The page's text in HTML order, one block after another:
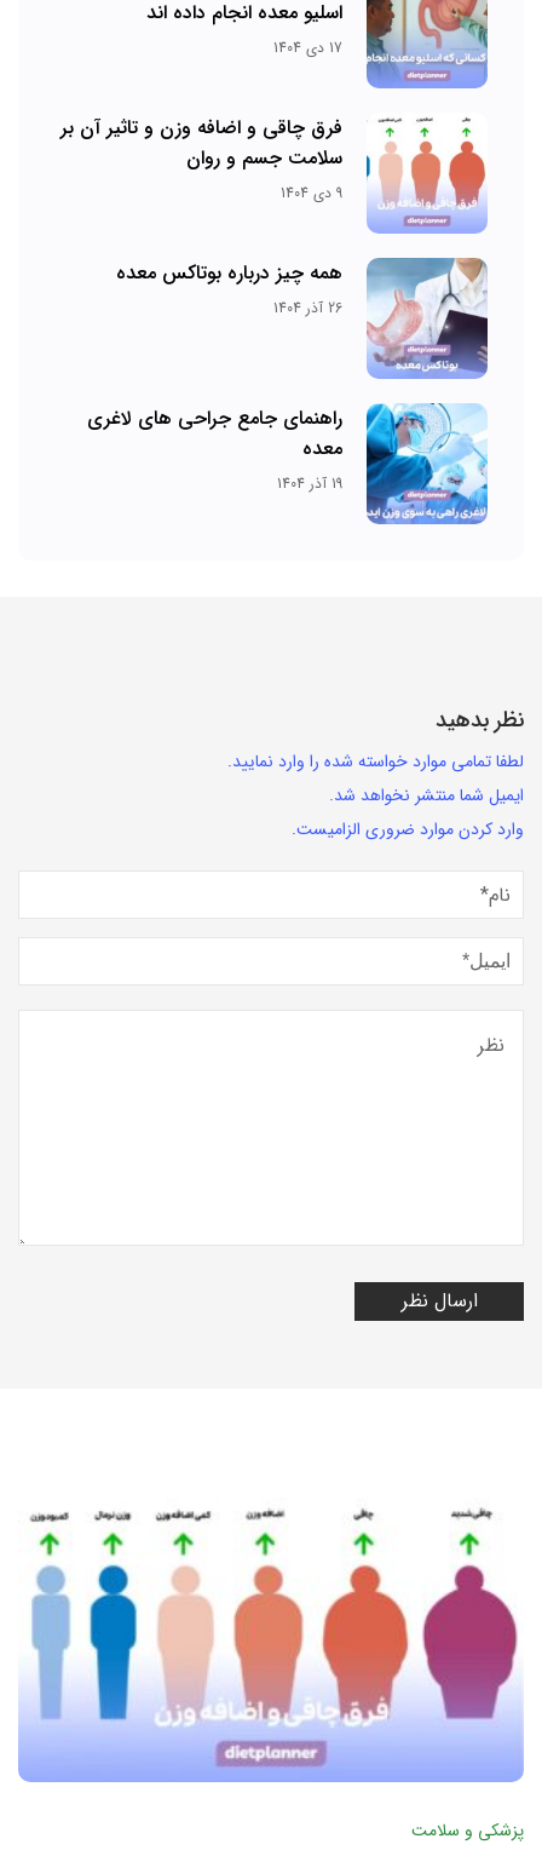
اسلیو معده انجام داده اند
17 دی 1404
فرق چاقی و اضافه وزن و تاثیر آن بر
سلامت جسم و روان
9 دی 1404
همه چیز درباره بوتاکس معده
26 آذر 1404
راهنمای جامع جراحی های لاغری
معده
19 آذر 1404
نظر بدهید
لطفا تمامی موارد خواسته شده را وارد نمایید.
ایمیل شما منتشر نخواهد شد.
وارد کردن موارد ضروری الزامیست.
پزشکی و سلامت